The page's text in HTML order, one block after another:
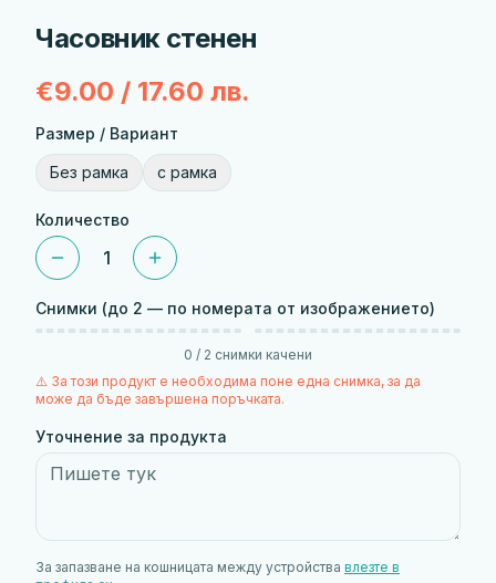
Часовник стенен
€9.00 / 17.60 лв.
Размер / Вариант
Без рамка с рамка
Количество
1
Снимки (до 2 — по номерата от изображението)
2
0 / 2 снимки качени
⚠️ За този продукт е необходима поне една снимка, за да
може да бъде завършена поръчката.
Уточнение за продукта
За запазване на кошницата между устройства влезте в